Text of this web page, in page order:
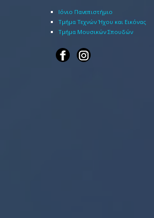
Ιόνιο Πανεπιστήμιο
Τμήμα Τεχνών Ήχου και Εικόνας
Τμήμα Μουσικών Σπουδών